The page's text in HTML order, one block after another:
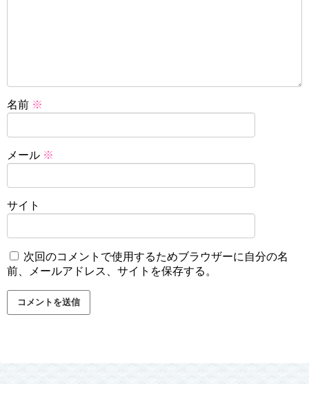
名前 ※
メール ※
サイト
次回のコメントで使用するためブラウザーに自分の名
前、メールアドレス、サイトを保存する。